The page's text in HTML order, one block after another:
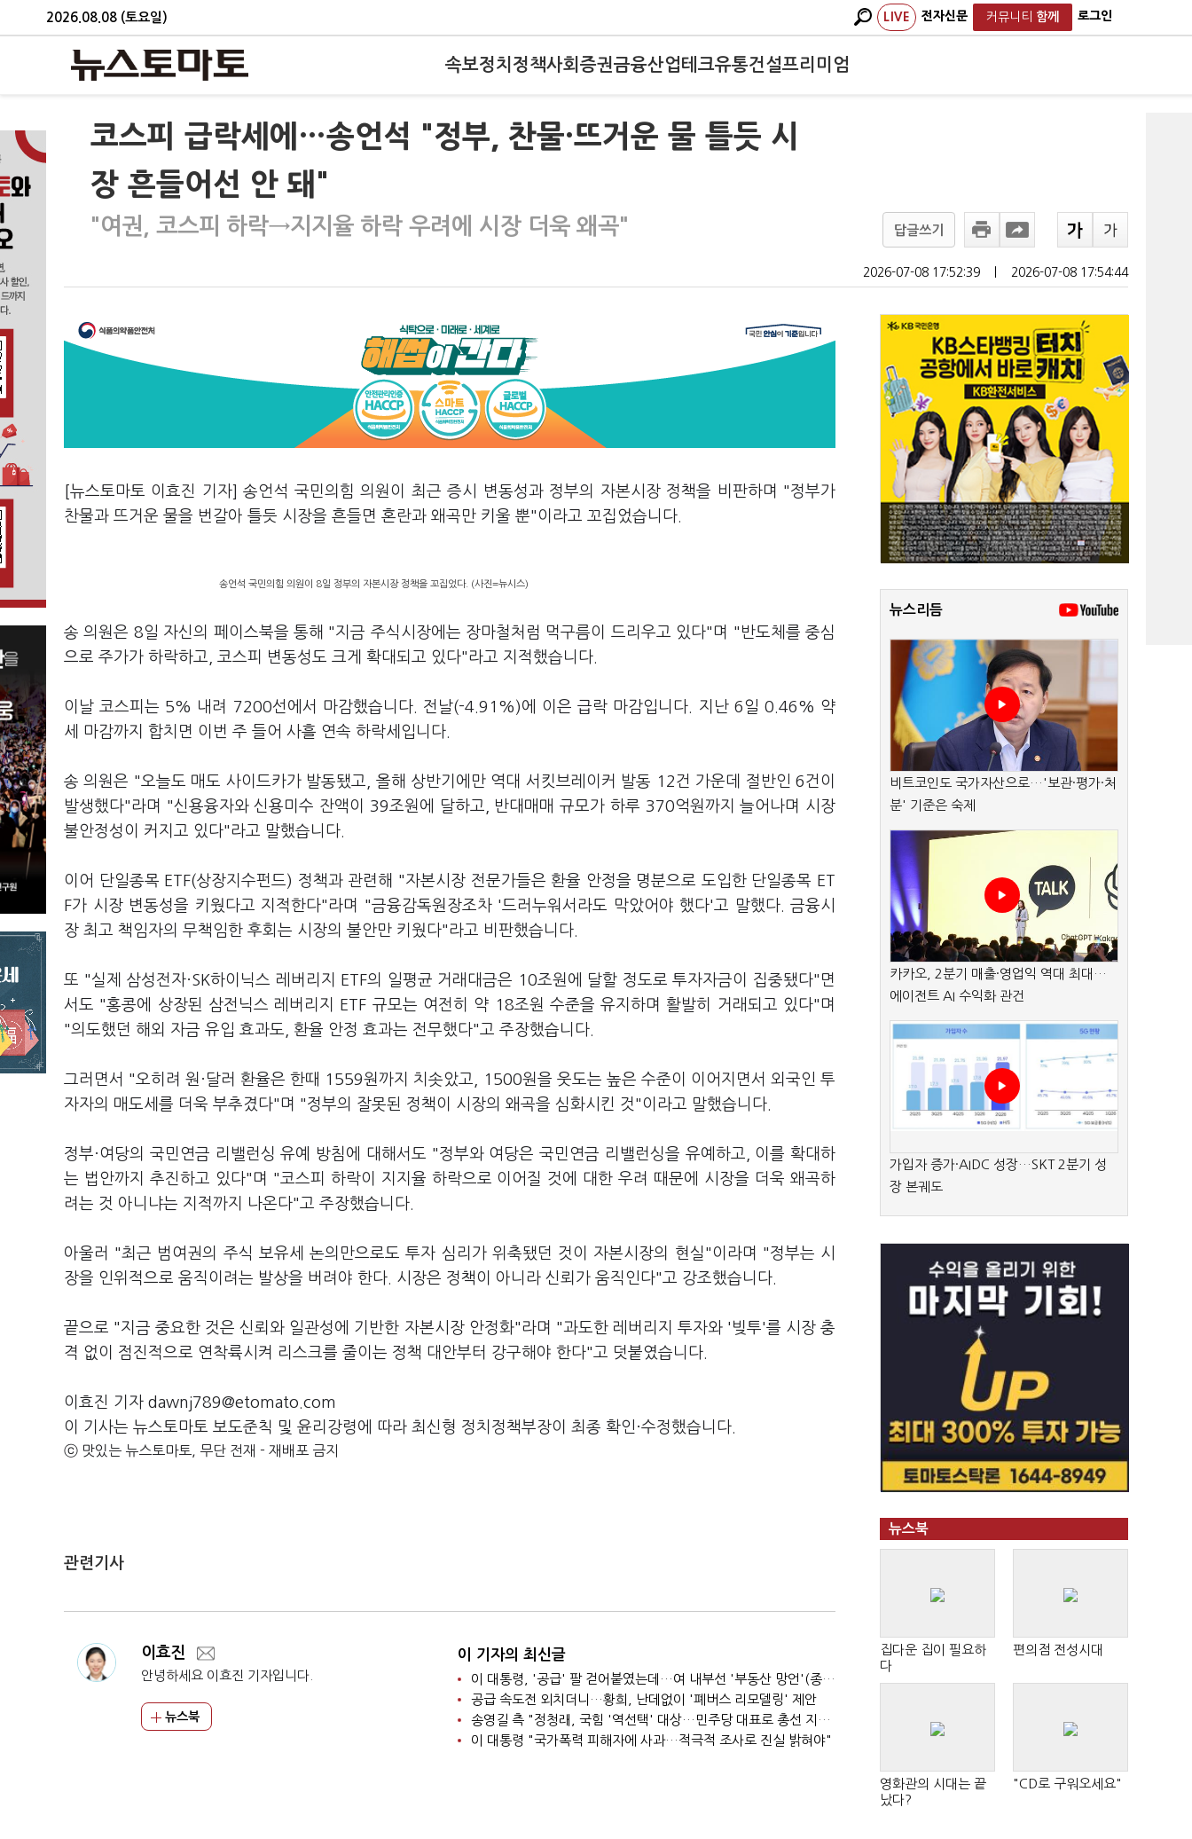
2026.08.08 (토요일) LIVE 전자신문 커뮤니티 함께 로그인
속보정치 정책사회 증권금융산업테크유통건설프리미엄
코스피 급락세에…송언석 "정부, 찬물·뜨거운 물 틀듯 시
장 흔들어선 안 돼"
"여권, 코스피 하락→지지율 하락 우려에 시장 더욱 왜곡" 답글쓰기
2026-07-08 17:52:39 2026-07-08 17:54:44
[뉴스토마토 이효진 기자] 송언석 국민의힘 의원이 최근 증시 변동성과 정부의 자본시장 정책을 비판하며 "정부가
찬물과 뜨거운 물을 번갈아 틀듯 시장을 흔들면 혼란과 왜곡만 키울 뿐"이라고 꼬집었습니다.
송언석 국민의힘 의원이 8일 정부의 자본시장 정책을 꼬집었다. (사진=뉴시스)
송 의원은 8일 자신의 페이스북을 통해 "지금 주식시장에는 장마철처럼 먹구름이 드리우고 있다"며 "반도체를 중심
으로 주가가 하락하고, 코스피 변동성도 크게 확대되고 있다"라고 지적했습니다.
이날 코스피는 5% 내려 7200선에서 마감했습니다. 전날(-4.91%)에 이은 급락 마감입니다. 지난 6일 0.46% 약
세 마감까지 합치면 이번 주 들어 사흘 연속 하락세입니다.
송 의원은 "오늘도 매도 사이드카가 발동됐고, 올해 상반기에만 역대 서킷브레이커 발동 12건 가운데 절반인 6건이
발생했다"라며 "신용융자와 신용미수 잔액이 39조원에 달하고, 반대매매 규모가 하루 370억원까지 늘어나며 시장
불안정성이 커지고 있다"라고 말했습니다.
이어 단일종목 ETF(상장지수펀드) 정책과 관련해 "자본시장 전문가들은 환율 안정을 명분으로 도입한 단일종목 ET
F가 시장 변동성을 키웠다고 지적한다"라며 "금융감독원장조차 '드러누워서라도 막았어야 했다'고 말했다. 금융시
장 최고 책임자의 무책임한 후회는 시장의 불안만 키웠다"라고 비판했습니다.
또 "실제 삼성전자·SK하이닉스 레버리지 ETF의 일평균 거래대금은 10조원에 달할 정도로 투자자금이 집중됐다"면
서도 "홍콩에 상장된 삼전닉스 레버리지 ETF 규모는 여전히 약 18조원 수준을 유지하며 활발히 거래되고 있다"며
"의도했던 해외 자금 유입 효과도, 환율 안정 효과는 전무했다"고 주장했습니다.
그러면서 "오히려 원·달러 환율은 한때 1559원까지 치솟았고, 1500원을 웃도는 높은 수준이 이어지면서 외국인 투
자자의 매도세를 더욱 부추겼다"며 "정부의 잘못된 정책이 시장의 왜곡을 심화시킨 것"이라고 말했습니다.
정부·여당의 국민연금 리밸런싱 유예 방침에 대해서도 "정부와 여당은 국민연금 리밸런싱을 유예하고, 이를 확대하
는 법안까지 추진하고 있다"며 "코스피 하락이 지지율 하락으로 이어질 것에 대한 우려 때문에 시장을 더욱 왜곡하
려는 것 아니냐는 지적까지 나온다"고 주장했습니다.
아울러 "최근 범여권의 주식 보유세 논의만으로도 투자 심리가 위축됐던 것이 자본시장의 현실"이라며 "정부는 시
장을 인위적으로 움직이려는 발상을 버려야 한다. 시장은 정책이 아니라 신뢰가 움직인다"고 강조했습니다.
끝으로 "지금 중요한 것은 신뢰와 일관성에 기반한 자본시장 안정화"라며 "과도한 레버리지 투자와 '빚투'를 시장 충
격 없이 점진적으로 연착륙시켜 리스크를 줄이는 정책 대안부터 강구해야 한다"고 덧붙였습니다.
이효진 기자 dawnj789@etomato.com
이 기사는 뉴스토마토 보도준칙 및 윤리강령에 따라 최신형 정치정책부장이 최종 확인·수정했습니다.
ⓒ 맛있는 뉴스토마토, 무단 전재 - 재배포 금지
관련기사
이효진
안녕하세요 이효진 기자입니다.
뉴스북
이 기자의 최신글
이 대통령, '공급' 팔 걷어붙였는데…여 내부선 '부동산 망언'(종합)
공급 속도전 외치더니…황희, 난데없이 '폐버스 리모델링' 제안
송영길 측 "정청래, 국힘 '역선택' 대상…민주당 대표로 총선 지휘 못해"
이 대통령 "국가폭력 피해자에 사과…적극적 조사로 진실 밝혀야"
뉴스리듬
비트코인도 국가자산으로…'보관·평가·처
분' 기준은 숙제
카카오, 2분기 매출·영업익 역대 최대…
에이전트 AI 수익화 관건
가입자 증가·AIDC 성장…SKT 2분기 성
장 본궤도
뉴스북
집다운 집이 필요하
다
편의점 전성시대
영화관의 시대는 끝
났다?
"CD로 구워오세요"